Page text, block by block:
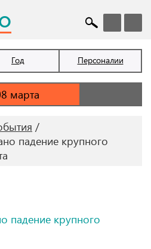
Год Персоналии
падение крупного
падение крупного